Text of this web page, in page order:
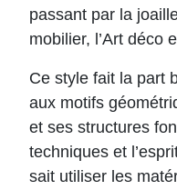
passant par la
mobilier, l’Art déco
Ce style fait la part
aux motifs
et ses structures
techniques et
sait utiliser les